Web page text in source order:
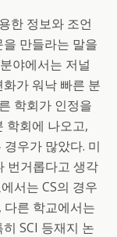
한 정보와 조언
만들라는 말을
야에서는 저널
가 워낙 빠른 분
학회가 인정을
학회에 나오고,
우가 많았다. 미
번거롭다고 생각
서는 CS의 경우
른 학교에서는
SCI 등재지 논